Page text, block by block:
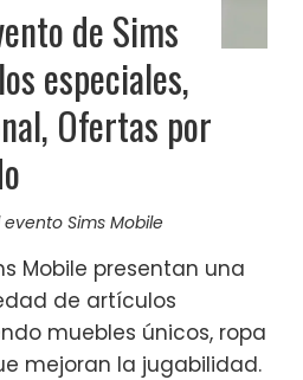
de Sims
especiales,
Ofertas por
Sims Mobile
Mobile presentan una
de artículos
muebles únicos, ropa
mejoran la jugabilidad.